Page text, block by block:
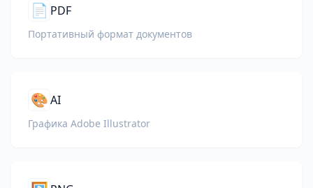
📄 PDF
Портативный формат документов
🎨AI
Графика Adobe Illustrator